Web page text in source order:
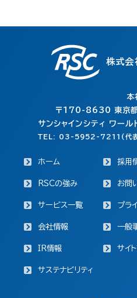
株式会
本
〒170-8630東京
サンシャインシティ ワー
TEL: 03-5952-7211(代
ホーム
RSCの強み
サービス一覧
会社情報
IR情報
サステナビリティ
採用
お問
プラ
一般
サイ